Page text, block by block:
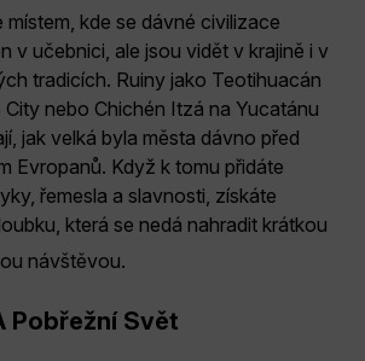
místem, kde se dávné civilizace
v učebnici, ale jsou vidět v krajině i v
tradicích. Ruiny jako Teotihuacán
nebo Chichén Itzá na Yucatánu
jak velká byla města dávno před
Evropanů. Když k tomu přidáte
řemesla a slavnosti, získáte
která se nedá nahradit krátkou
návštěvou.
Pobřežní Svět